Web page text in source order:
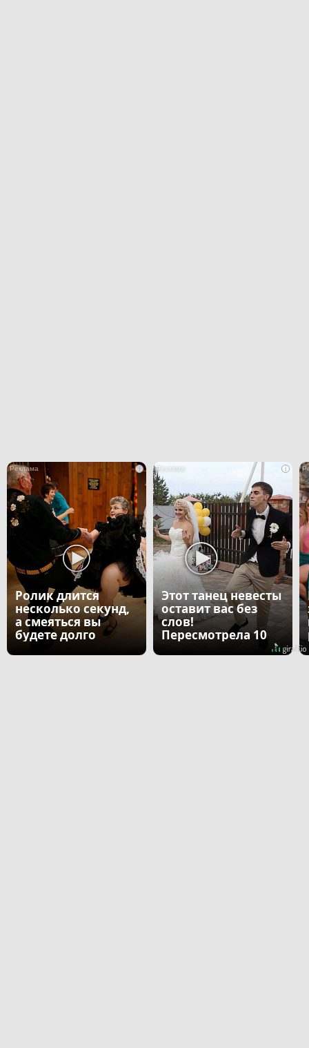
i
Ролик длится
несколько секунд,
а смеяться вы
будете долго
i
Этот танец невесты
оставит вас без
слов!
Пересмотрела 10